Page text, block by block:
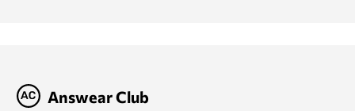
Answear Club